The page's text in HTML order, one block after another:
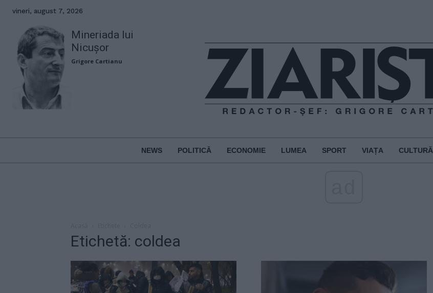
vineri, august 7, 2026
Mineriada lui
Nicușor
Grigore Cartianu
NEWS POLITICĂ ECONOMIE LUMEA SPORT VIAȚA CULTURĂ
Etichetă: coldea